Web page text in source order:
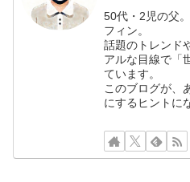
50代・2児の父
フィン。
話題のトレンド
アルな目線で「
ています。
このブログが、
にするヒントに